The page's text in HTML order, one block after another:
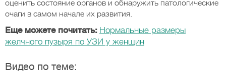
оценить состояние органов и обнаружить патологические
очаги в самом начале их развития.
Еще можете почитать: Нормальные размеры
желчного пузыря по УЗИ у женщин
Видео по теме: